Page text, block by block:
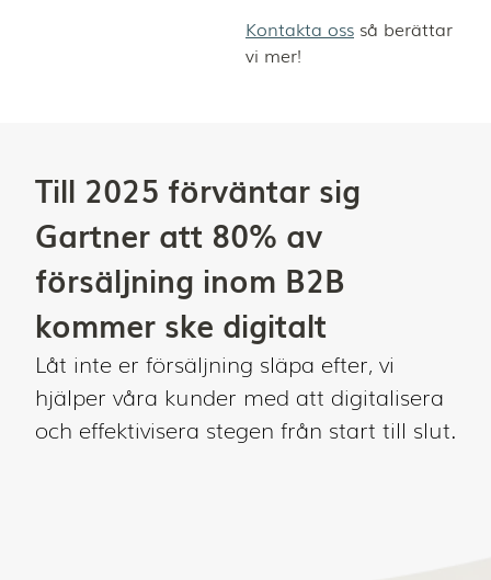
Kontakta oss så berättar
vi mer!
Till 2025 förväntar sig
Gartner att 80% av
försäljning inom B2B
kommer ske digitalt
Låt inte er försäljning släpa efter, vi
hjälper våra kunder med att digitalisera
och effektivisera stegen från start till slut.